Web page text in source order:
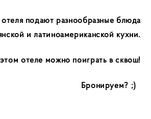
подают разнообразные блюда
и латиноамериканской кухни.
отеле можно поиграть в сквош!
Бронируем? ;)